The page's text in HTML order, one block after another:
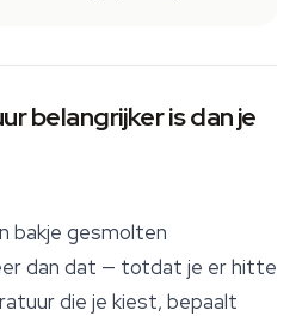
belangrijker is dan je
bakje gesmolten
dan dat — totdat je er hitte
die je kiest, bepaalt